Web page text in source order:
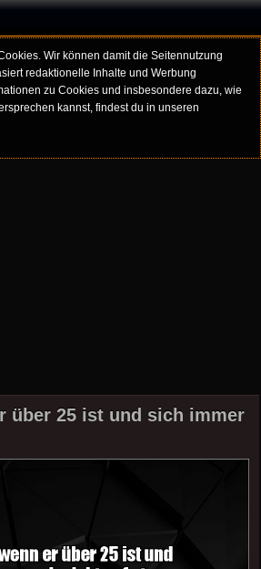
Wir können damit die Seitennutzung
redaktionelle Inhalte und Werbung
zu Cookies und insbesondere dazu, wie
kannst, findest du in unseren
über 25 ist und sich immer